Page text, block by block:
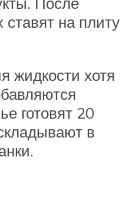
ставят на плиту
жидкости хотя
готовят 20
в